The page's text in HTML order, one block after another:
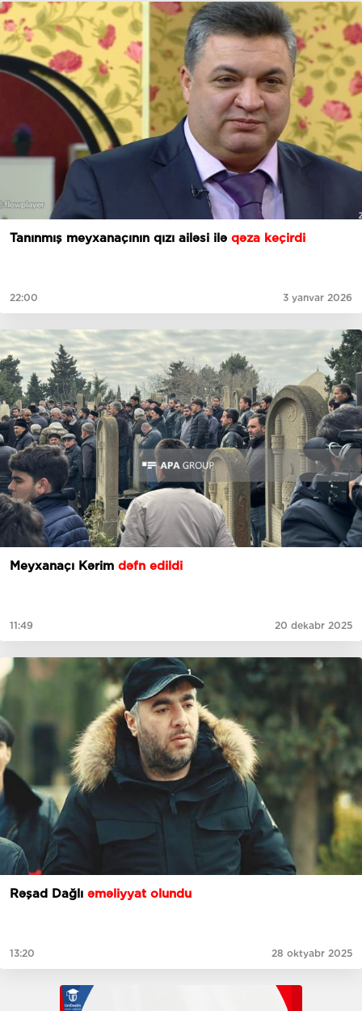
Tanınmış meyxanaçının qızı ailəsi ilə qəza keçirdi
22:00 3 yanvar 2026
Meyxanaçı Kərim dəfn edildi
11:49 20 dekabr 2025
Rəşad Dağlı əməliyyat olundu
13:20 28 oktyabr 2025